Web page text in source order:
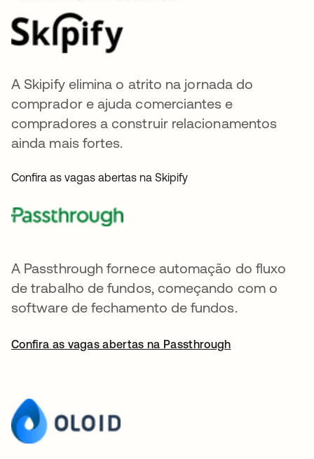
A Skipify elimina o atrito na jornada do
comprador e ajuda comerciantes e
compradores a construir relacionamentos
ainda mais fortes.
Confira as vagas abertas na Skipify
A Passthrough fornece automação do fluxo
de trabalho de fundos, começando com o
software de fechamento de fundos.
Confira as vagas abertas na Passthrough